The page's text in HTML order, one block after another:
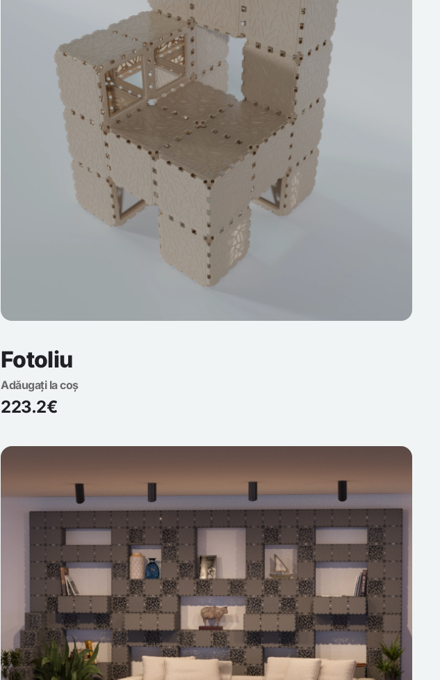
Fotoliu
Adăugați la coș
223.2€